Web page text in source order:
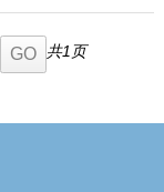
共1页